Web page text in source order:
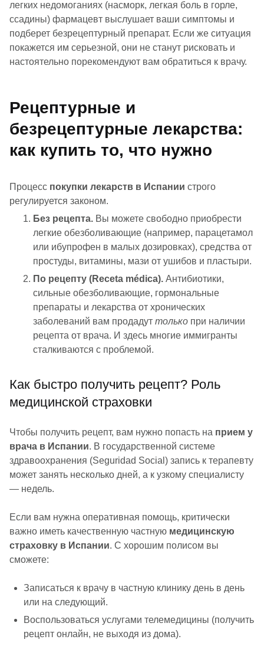
легких недомоганиях (насморк, легкая боль в горле,
ссадины) фармацевт выслушает ваши симптомы и
подберет безрецептурный препарат. Если же ситуация
покажется им серьезной, они не станут рисковать и
настоятельно порекомендуют вам обратиться к врачу.
Рецептурные и
безрецептурные лекарства:
как купить то, что нужно
Процесс покупки лекарств в Испании строго
регулируется законом.
Без рецепта. Вы можете свободно приобрести
легкие обезболивающие (например, парацетамол
или ибупрофен в малых дозировках), средства от
простуды, витамины, мази от ушибов и пластыри.
По рецепту (Receta médica). Антибиотики,
сильные обезболивающие, гормональные
препараты и лекарства от хронических
заболеваний вам продадут только при наличии
рецепта от врача. И здесь многие иммигранты
сталкиваются с проблемой.
Как быстро получить рецепт? Роль
медицинской страховки
Чтобы получить рецепт, вам нужно попасть на прием у
врача в Испании. В государственной системе
здравоохранения (Seguridad Social) запись к терапевту
может занять несколько дней, а к узкому специалисту
— недель.
Если вам нужна оперативная помощь, критически
важно иметь качественную частную медицинскую
страховку в Испании. С хорошим полисом вы
сможете:
Записаться к врачу в частную клинику день в день
или на следующий.
Воспользоваться услугами телемедицины (получить
рецепт онлайн, не выходя из дома).